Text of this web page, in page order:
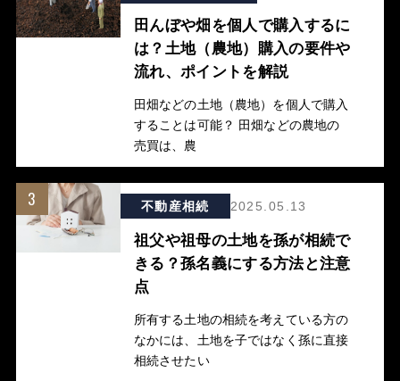
田んぼや畑を個人で購入するに
は？土地（農地）購入の要件や
流れ、ポイントを解説
田畑などの土地（農地）を個人で購入
することは可能？ 田畑などの農地の
売買は、農
3 不動産相続 2025.05.13
祖父や祖母の土地を孫が相続で
きる？孫名義にする方法と注意
点
所有する土地の相続を考えている方の
なかには、土地を子ではなく孫に直接
相続させたい